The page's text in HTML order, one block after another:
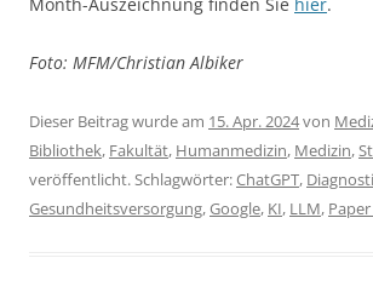
Foto: MFM/Christian Albiker
Dieser Beitrag wurde am 15. Apr. 2024von
Bibliothek, Fakultät, Humanmedizin, Medizin,
veröffentlicht. Schlagwörter:ChatGPT,
Gesundheitsversorgung,Google, KI, LLM,